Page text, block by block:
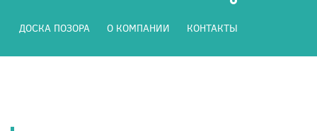
ДОСКА ПОЗОРА О КОМПАНИИ КОНТАКТЫ